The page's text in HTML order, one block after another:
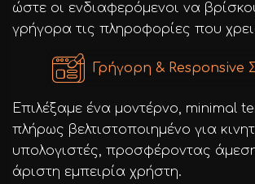
ώστε οι ενδιαφερόμενοι να
γρήγορα τις πληροφορίες που
Γρήγορη & Responsive
Επιλέξαμε ένα μοντέρνο, minimal
πλήρως βελτιστοποιημένο για
υπολογιστές, προσφέροντας
άριστη εμπειρία χρήστη.